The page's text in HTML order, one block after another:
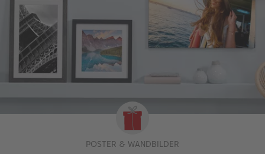
POSTER & WANDBILDER